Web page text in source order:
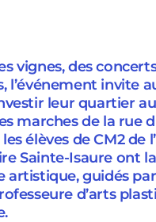
vignes, des
l’événement invite
leur quartier
marches de la rue
élèves de CM2 de
Sainte-Isaure ont
artistique, guidés
d’arts